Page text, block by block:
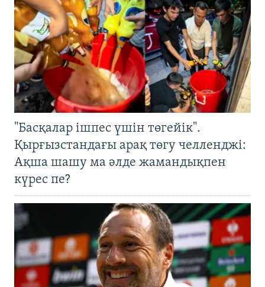
"Басқалар ішпес үшін төгейік".
Қырғызстандағы арақ төгу челленджі:
Ақша шашу ма әлде жамандықпен
күрес пе?